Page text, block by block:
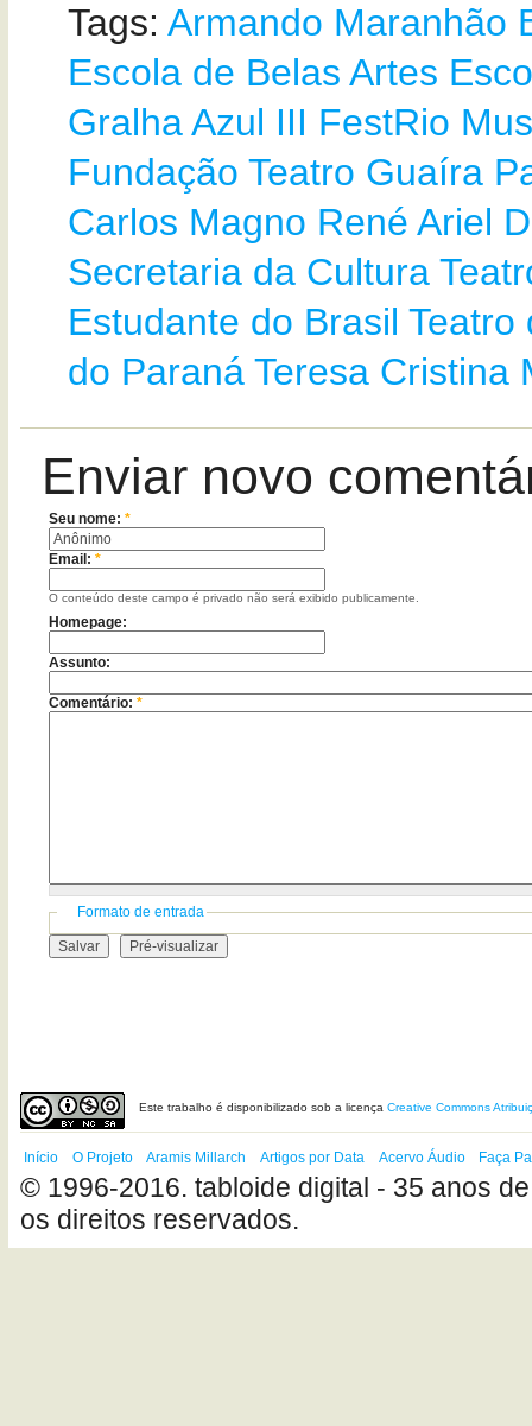
Tags: Armando Maranhão
Escola de Belas Artes
Gralha Azul III FestRio
Fundação Teatro Guaíra
Carlos Magno René Ariel
Secretaria da Cultura
Estudante do Brasil Teatro
do Paraná Teresa Cristina
Enviar novo
Seu nome:*
Email:*
O conteúdo deste campo é privado não será exibido publicamente.
Homepage:
Assunto:
Comentário:*
Formato de entrada
Estetrabalho é disponibilizado sob a licençaCreative Commons
Início O Projeto Aramis Millarch Artigos por Data Acervo Áudio Faça
© 1996-2016. tabloide digital - 35 anos
os direitos reservados.